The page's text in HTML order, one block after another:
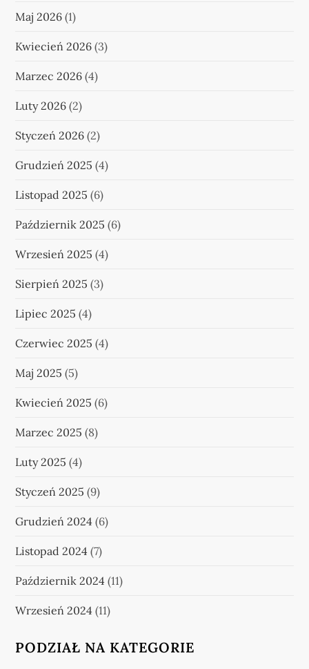
Maj 2026 (1)
Kwiecień 2026 (3)
Marzec 2026 (4)
Luty 2026 (2)
Styczeń 2026 (2)
Grudzień 2025 (4)
Listopad 2025 (6)
Październik 2025 (6)
Wrzesień 2025 (4)
Sierpień 2025 (3)
Lipiec 2025 (4)
Czerwiec 2025 (4)
Maj 2025 (5)
Kwiecień 2025 (6)
Marzec 2025 (8)
Luty 2025 (4)
Styczeń 2025 (9)
Grudzień 2024 (6)
Listopad 2024 (7)
Październik 2024 (11)
Wrzesień 2024 (11)
PODZIAŁ NA KATEGORIE